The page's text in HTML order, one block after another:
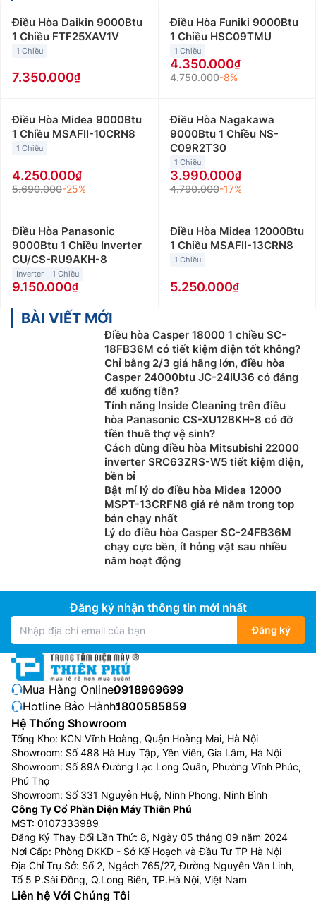
Điều Hòa Daikin 9000Btu
1 Chiều FTF25XAV1V
1 Chiều
7.350.000
Điều Hòa Funiki 9000Btu
1 Chiều HSC09TMU
1 Chiều
4.350.000
4.750.000-8%
Điều Hòa Midea 9000Btu
1 Chiều MSAFII-10CRN8
1 Chiều
4.250.000
5.690.000-25%
Điều Hòa Nagakawa
9000Btu 1 Chiều NS-
C09R2T30
1 Chiều
3.990.000
4.790.000-17%
Điều Hòa Panasonic
9000Btu 1 Chiều Inverter
CU/CS-RU9AKH-8
Inverter 1 Chiều
9.150.000
Điều Hòa Midea 12000Btu
1 Chiều MSAFII-13CRN8
1 Chiều
5.250.000
BÀI VIẾT MỚI
Điều hòa Casper 18000 1 chiều SC-
18FB36M có tiết kiệm điện tốt không?
Chỉ bằng 2/3 giá hãng lớn, điều hòa
Casper 24000btu JC-24IU36 có đáng
để xuống tiền?
Tính năng Inside Cleaning trên điều
hòa Panasonic CS-XU12BKH-8 có đỡ
tiền thuê thợ vệ sinh?
Cách dùng điều hòa Mitsubishi 22000
inverter SRC63ZRS-W5 tiết kiệm điện,
bền bỉ
Bật mí lý do điều hòa Midea 12000
MSPT-13CRFN8 giá rẻ nằm trong top
bán chạy nhất
Lý do điều hòa Casper SC-24FB36M
chạy cực bền, ít hỏng vặt sau nhiều
năm hoạt động
Đăng ký nhận thông tin mới nhất
Đăng ký
Mua Hàng Online:0918969699
Hotline Bảo Hành:1800585859
Hệ Thống Showroom
Tổng Kho: KCN Vĩnh Hoàng, Quận Hoàng Mai, Hà Nội
Showroom: Số 488 Hà Huy Tập, Yên Viên, Gia Lâm, Hà Nội
Showroom: Số 89A Đường Lạc Long Quân, Phường Vĩnh Phúc,
Phú Thọ
Showroom: Số 331 Nguyễn Huệ, Ninh Phong, Ninh Bình
Công Ty Cổ Phần Điện Máy Thiên Phú
MST: 0107333989
Đăng Ký Thay Đổi Lần Thứ: 8, Ngày 05 tháng 09 năm 2024
Nơi Cấp: Phòng DKKD - Sở Kế Hoạch và Đầu Tư TP Hà Nội
Địa Chỉ Trụ Sở: Số 2, Ngách 765/27, Đường Nguyễn Văn Linh,
Tổ 5 P.Sài Đồng, Q.Long Biên, TP.Hà Nội, Việt Nam
Liên hệ Với Chúng Tôi